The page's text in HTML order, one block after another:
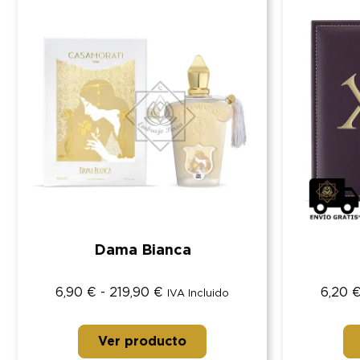
Dama Bianca
6,90 € - 219,90 € IVA Incluido
Ver producto
6,20